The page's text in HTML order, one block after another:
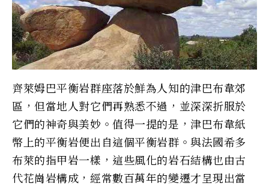
齊萊姆巴平衡岩群座落於鮮為人知的津巴布韋郊
區，但當地人對它們再熟悉不過，並深深折服於
它們的神奇與美妙。值得一提的是，津巴布韋紙
幣上的平衡岩便出自這個平衡岩群。與法國希多
布萊的指甲岩一樣，這些風化的岩石結構也由古
代花崗岩構成，經常數百萬年的變遷才呈現出當